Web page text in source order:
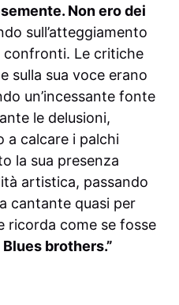
Non ero dei
sull’atteggiamento
confronti. Le critiche
sulla sua voce erano
un’incessante fonte
le delusioni,
a calcare i palchi
la sua presenza
artistica, passando
cantante quasi per
ricorda come se fosse
brothers.”